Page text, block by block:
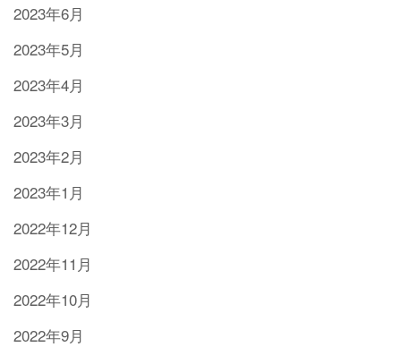
2023年6月
2023年5月
2023年4月
2023年3月
2023年2月
2023年1月
2022年12月
2022年11月
2022年10月
2022年9月